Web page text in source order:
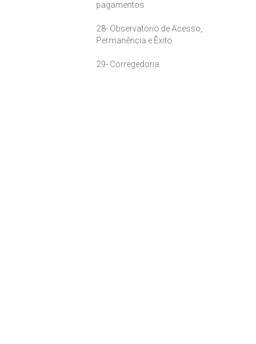
pagamentos
28- Observatório de Acesso,
Permanência e Êxito
29- Corregedoria